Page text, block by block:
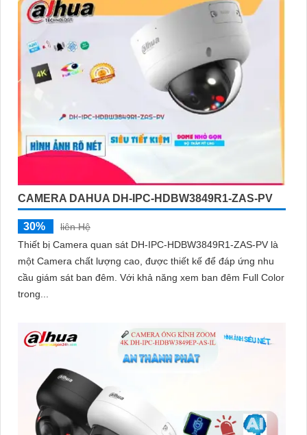
CAMERA DAHUA DH-IPC-HDBW3849R1-ZAS-PV
30%
liên Hệ
Thiết bị Camera quan sát DH-IPC-HDBW3849R1-ZAS-PV là
một Camera chất lượng cao, được thiết kế để đáp ứng nhu
cầu giám sát ban đêm. Với khả năng xem ban đêm Full Color
trong...